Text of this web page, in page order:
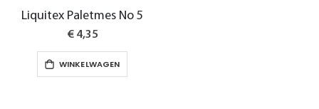
Liquitex Paletmes No 5
€ 4,35
WINKELWAGEN